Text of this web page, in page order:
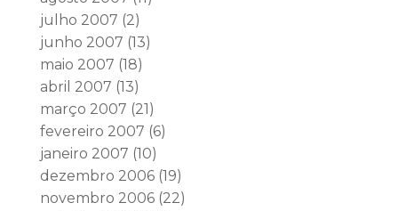
julho 2007 (2)
junho 2007 (13)
maio 2007 (18)
abril 2007 (13)
março 2007 (21)
fevereiro 2007 (6)
janeiro 2007 (10)
dezembro 2006(19)
novembro 2006(22)